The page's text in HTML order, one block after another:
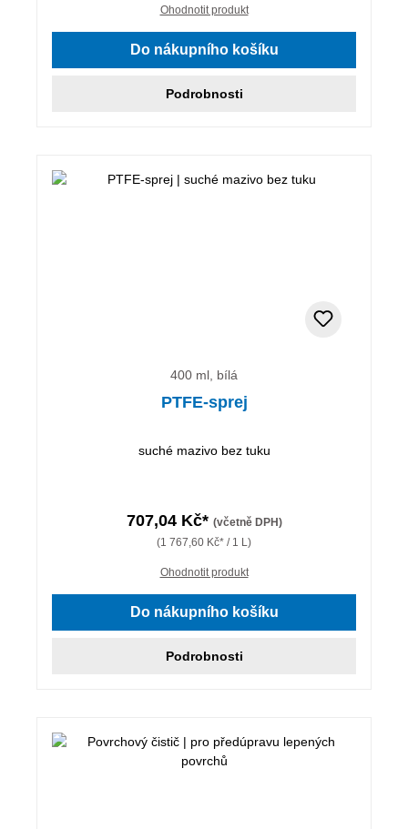
Ohodnotit produkt
Do nákupního košíku
Podrobnosti
400 ml, bílá
PTFE-sprej
suché mazivo bez tuku
707,04 Kč* (včetně DPH)
(1 767,60 Kč* / 1 L)
Ohodnotit produkt
Do nákupního košíku
Podrobnosti